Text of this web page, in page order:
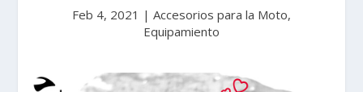
Feb 4, 2021 | Accesorios para la Moto,
Equipamiento